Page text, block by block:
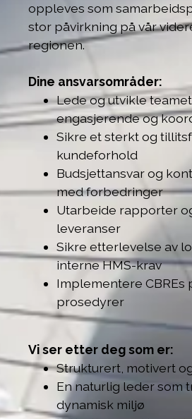
oppleves som
stor påvirkning på vår
regionen.
Dine ansvarsområder:
Lede og utvikle
engasjerende og
Sikre et sterkt og
kundeforhold
Budsjettansvar og
med forbedringer
Utarbeide rapporter
leveranser
Sikre etterlevelse av
interne HMS-krav
Implementere CBREs
prosedyrer
Vi ser etter deg som er:
Strukturert, motivert
En naturlig leder som
dynamisk miljø